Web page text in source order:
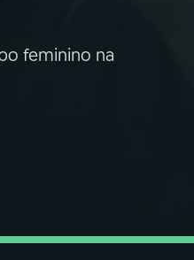
feminino na